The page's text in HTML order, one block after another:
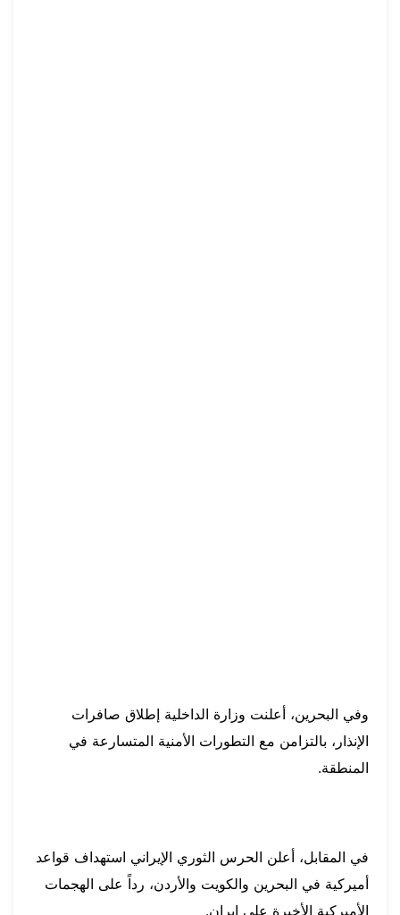
وفي البحرين، أعلنت وزارة الداخلية إطلاق صافرات
الإنذار، بالتزامن مع التطورات الأمنية المتسارعة في
المنطقة.
في المقابل، أعلن الحرس الثوري الإيراني استهداف قواعد
أميركية في البحرين والكويت والأردن، رداً على الهجمات
الأميركية الأخيرة على إيران.